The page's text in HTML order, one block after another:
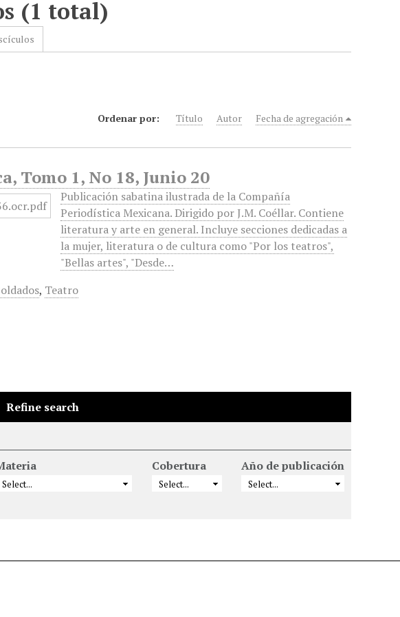
(1 total)
Ordenar por: Título Autor Fecha de agregación
Tomo 1, No 18, Junio 20
Publicación sabatina ilustrada de la Compañía
Periodística Mexicana. Dirigido por J.M. Coéllar. Contiene
literatura y arte en general. Incluye secciones dedicadas a
la mujer, literatura o de cultura como "Por los teatros",
"Bellas artes", "Desde…
, Teatro
Refine search
Cobertura Año de publicación